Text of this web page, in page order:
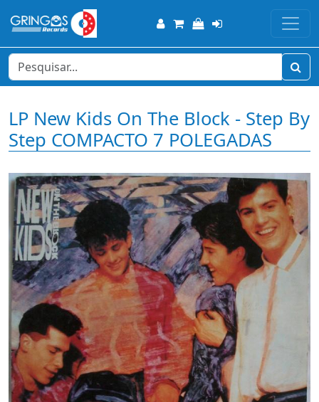
LP New Kids On The Block - Step By
Step COMPACTO 7 POLEGADAS